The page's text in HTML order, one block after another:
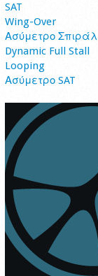
SAT
Wing-Over
Ασύμετρο Σπιράλ
Dynamic Full Stall
Looping
Ασύμετρο SAT